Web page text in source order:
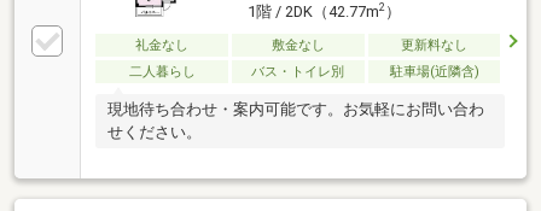
1階 / 2DK（42.77m2）
礼金なし 敷金なし
更新料なし
二人暮らし
バス・トイレ別 駐車場(近隣含)
現地待ち合わせ・案内可能です。お気軽にお問い合わ
せください。